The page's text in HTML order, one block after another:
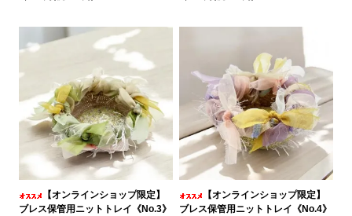
【オンラインショップ限定】
ブレス保管用ニットトレイ《No.3》
【オンラインショップ限定】
ブレス保管用ニットトレイ《No.4》